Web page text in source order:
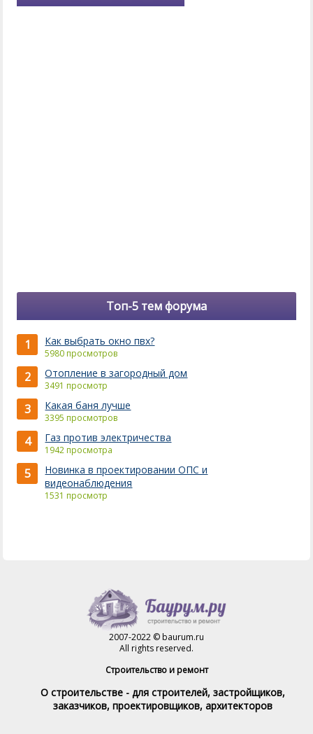
Топ-5 тем форума
1 Как выбрать окно пвх?
5980 просмотров
2 Отопление в загородный дом
3491 просмотр
3 Какая баня лучше
3395 просмотров
4 Газ против электричества
1942 просмотра
5
Новинка в проектировании ОПС и
видеонаблюдения
1531 просмотр
2007-2022 © baurum.ru
All rights reserved.
Строительство и ремонт
О строительстве - для строителей, застройщиков,
заказчиков, проектировщиков, архитекторов